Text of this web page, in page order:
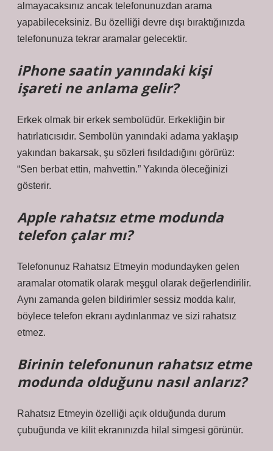
almayacaksınız ancak telefonunuzdan arama
yapabileceksiniz. Bu özelliği devre dışı bıraktığınızda
telefonunuza tekrar aramalar gelecektir.
iPhone saatin yanındaki kişi
işareti ne anlama gelir?
Erkek olmak bir erkek sembolüdür. Erkekliğin bir
hatırlatıcısıdır. Sembolün yanındaki adama yaklaşıp
yakından bakarsak, şu sözleri fısıldadığını görürüz:
“Sen berbat ettin, mahvettin.” Yakında öleceğinizi
gösterir.
Apple rahatsız etme modunda
telefon çalar mı?
Telefonunuz Rahatsız Etmeyin modundayken gelen
aramalar otomatik olarak meşgul olarak değerlendirilir.
Aynı zamanda gelen bildirimler sessiz modda kalır,
böylece telefon ekranı aydınlanmaz ve sizi rahatsız
etmez.
Birinin telefonunun rahatsız etme
modunda olduğunu nasıl anlarız?
Rahatsız Etmeyin özelliği açık olduğunda durum
çubuğunda ve kilit ekranınızda hilal simgesi görünür.